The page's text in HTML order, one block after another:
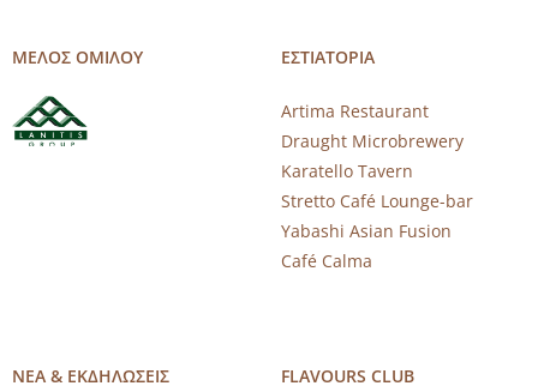
ΜΕΛΟΣ ΟΜΙΛΟΥ ΕΣΤΙΑΤΟΡΙΑ
Artima Restaurant
Draught Microbrewery
Karatello Tavern
Stretto Café Lounge-bar
Yabashi Asian Fusion
Café Calma
ΝΕΑ & ΕΚΔΗΛΩΣΕΙΣ FLAVOURS CLUB